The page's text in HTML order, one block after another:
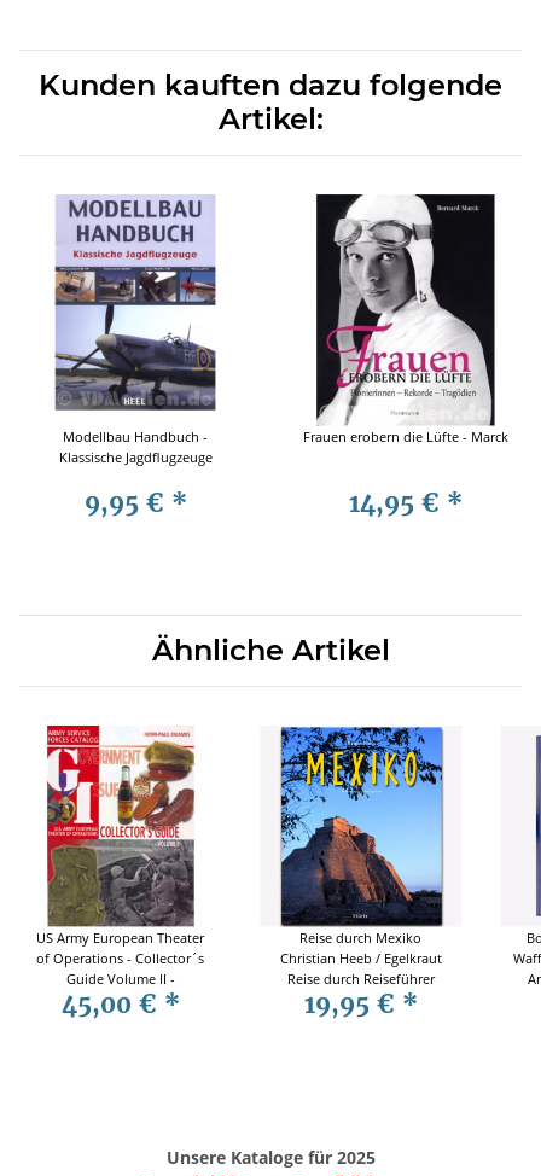
Kunden kauften dazu folgende
Artikel:
Modellbau Handbuch -
Klassische Jagdflugzeuge
9,95 € *
Frauen erobern die Lüfte - Marck
14,95 € *
Ähnliche Artikel
US Army European Theater
of Operations - Collector´s
Guide Volume II -
Government Issue
45,00 € *
Reise durch Mexiko
Christian Heeb / Egelkraut
Reise durch Reiseführer
19,95 € *
Unsere Kataloge für 2025